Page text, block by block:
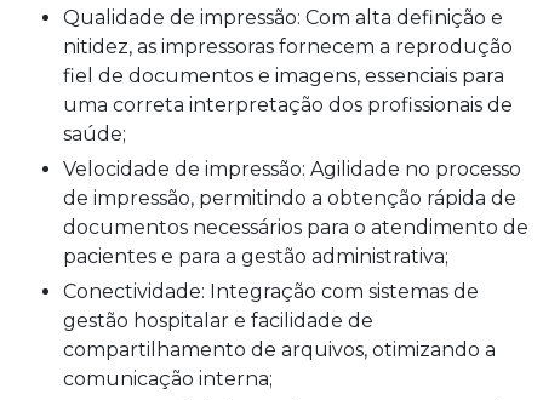
Qualidade de impressão: Com alta definição e
nitidez, as impressoras fornecem a reprodução
fiel de documentos e imagens, essenciais para
uma correta interpretação dos profissionais de
saúde;
Velocidade de impressão: Agilidade no processo
de impressão, permitindo a obtenção rápida de
documentos necessários para o atendimento de
pacientes e para a gestão administrativa;
Conectividade: Integração com sistemas de
gestão hospitalar e facilidade de
compartilhamento de arquivos, otimizando a
comunicação interna;